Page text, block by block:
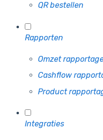
QR bestellen
Rapporten
Omzet
Cashflow
Product
Integraties